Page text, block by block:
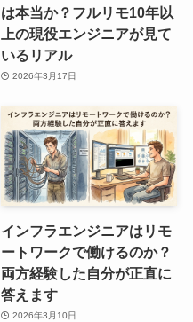
は本当か？フルリモ10年以
上の現役エンジニアが見て
いるリアル
2026年3月17日
インフラエンジニアはリモ
ートワークで働けるのか？
両方経験した自分が正直に
答えます
2026年3月10日